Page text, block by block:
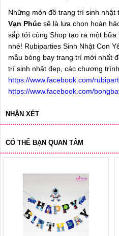
Những món đồ trang trí sinh nhật
Vạn Phúc sẽ là lựa chọn hoàn
sắp tới cùng Shop tạo ra một
nhé! Rubiparties Sinh Nhật Con
mẫu bóng bay trang trí mới nhất
trí sinh nhật đẹp, các chương
https://www.facebook.com/
https://www.facebook.com/
NHẬN XÉT
CÓ THỂ BẠN QUAN TÂM